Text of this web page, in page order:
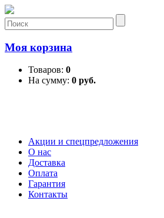
Моя корзина
Товаров: 0
На сумму: 0 руб.
Акции и спецпредложения
О нас
Доставка
Оплата
Гарантия
Контакты